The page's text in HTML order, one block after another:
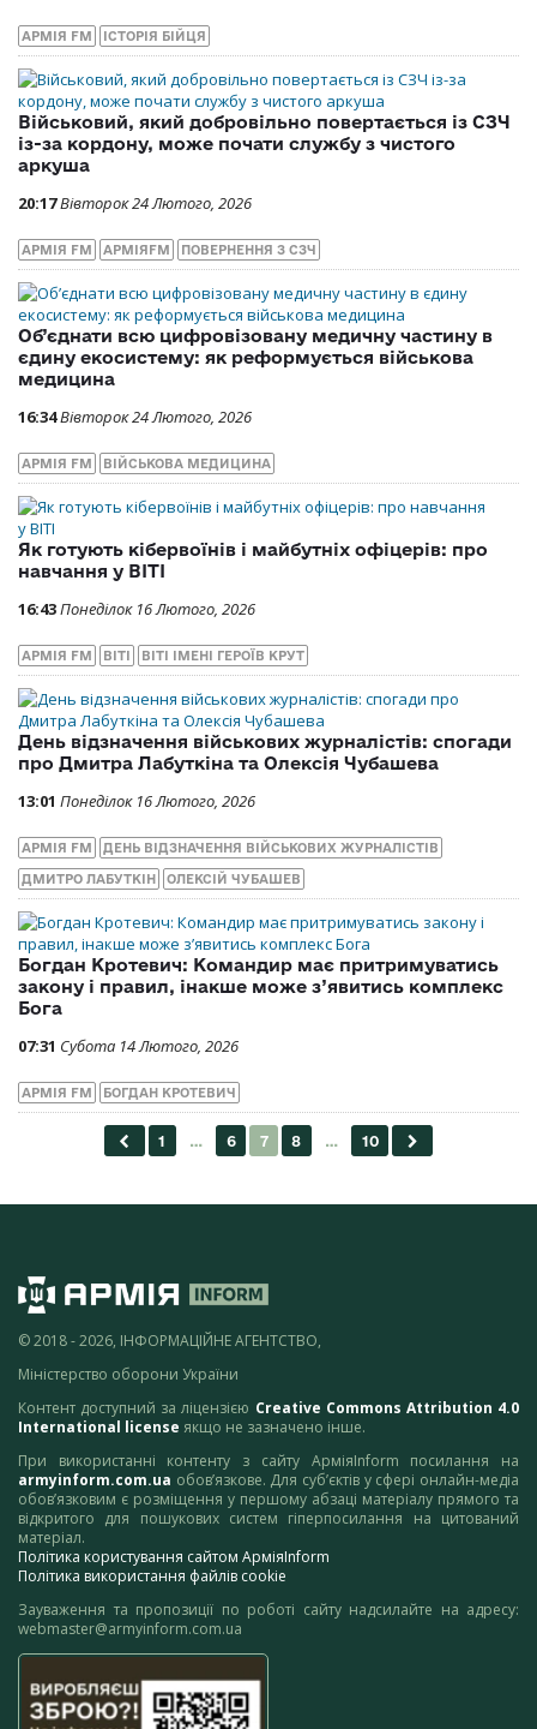
АРМІЯ FM ІСТОРІЯ БІЙЦЯ
Військовий, який добровільно повертається із СЗЧ
із-за кордону, може почати службу з чистого
аркуша
20:17Вівторок 24 Лютого, 2026
АРМІЯ FM АРМІЯFM ПОВЕРНЕННЯ З СЗЧ
Об’єднати всю цифровізовану медичну частину в
єдину екосистему: як реформується військова
медицина
16:34Вівторок 24 Лютого, 2026
АРМІЯ FM ВІЙСЬКОВА МЕДИЦИНА
Як готують кібервоїнів і майбутніх офіцерів: про
навчання у ВІТІ
16:43Понеділок 16 Лютого, 2026
АРМІЯ FM ВІТІ ВІТІ ІМЕНІ ГЕРОЇВ КРУТ
День відзначення військових журналістів: спогади
про Дмитра Лабуткіна та Олексія Чубашева
13:01 Понеділок 16 Лютого, 2026
АРМІЯ FM ДЕНЬ ВІДЗНАЧЕННЯ ВІЙСЬКОВИХ ЖУРНАЛІСТІВ
ДМИТРО ЛАБУТКІН ОЛЕКСІЙ ЧУБАШЕВ
Богдан Кротевич: Командир має притримуватись
закону і правил, інакше може з’явитись комплекс
Бога
07:31 Субота 14 Лютого, 2026
АРМІЯ FM БОГДАН КРОТЕВИЧ
© 2018 - 2026, ІНФОРМАЦІЙНЕ АГЕНТСТВО,
Міністерство оборони України
Контент доступний за ліцензією Creative Commons Attribution 4.0
International license якщо не зазначено інше.
При використанні контенту з сайту АрміяInform посилання на
armyinform.com.ua обов’язкове. Для суб’єктів у сфері онлайн-медіа
обов’язковим є розміщення у першому абзаці матеріалу прямого та
відкритого для пошукових систем гіперпосилання на цитований
матеріал.
Політика користування сайтом АрміяInform
Політика використання файлів cookie
Зауваження та пропозиції по роботі сайту надсилайте на адресу:
webmaster@armyinform.com.ua